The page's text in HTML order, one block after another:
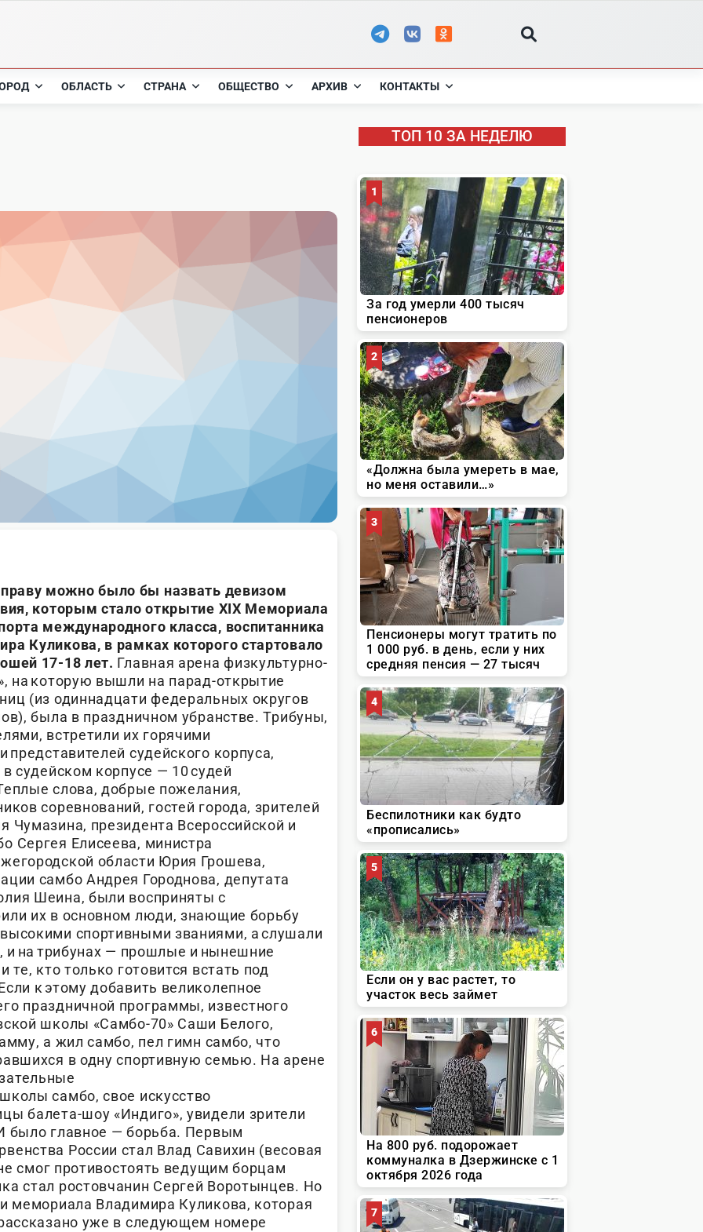
ОБЛАСТЬ СТРАНА ОБЩЕСТВО АРХИВ КОНТАКТЫ
можно было бы назвать девизом
которым стало открытие ХIХ Мемориала
международного класса, воспитанника
Куликова, в рамках которого стартовало
17-18 лет. Главная арена физкультурно-
на которую вышли на парад-открытие
(из одиннадцати федеральных округов
была в праздничном убранстве. Трибуны,
встретили их горячими
судейского корпуса,
судейском корпусе — 10 судей
слова, добрые пожелания,
соревнований, гостей города, зрителей
Чумазина, президента Всероссийской и
Сергея Елисеева, министра
области Юрия Грошева,
самбо Андрея Городнова, депутата
Шеина, были восприняты с
их в основном люди, знающие борьбу
спортивными званиями, а слушали
и на трибунах — прошлые и нынешние
кто только готовится встать под
к этому добавить великолепное
праздничной программы, известного
школы «Самбо-70» Саши Белого,
а жил самбо, пел гимн самбо, что
в одну спортивную семью. На арене
самбо, свое искусство
балета-шоу «Индиго», увидели зрители
было главное — борьба. Первым
России стал Влад Савихин (весовая
смог противостоять ведущим борцам
стал ростовчанин Сергей Воротынцев. Но
мемориала Владимира Куликова, которая
уже в следующем номере
ТОП 10 ЗА НЕДЕЛЮ